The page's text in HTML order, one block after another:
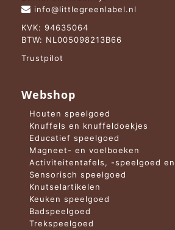
info@littlegreenlabel.nl
KVK: 94635064
BTW: NL005098213B66
Trustpilot
Webshop
Houten speelgoed
Knuffels en knuffeldoekjes
Educatief speelgoed
Magneet- en voelboeken
Activiteitentafels, -speelgoed en
Sensorisch speelgoed
Knutselartikelen
Keuken speelgoed
Badspeelgoed
Trekspeelgoed